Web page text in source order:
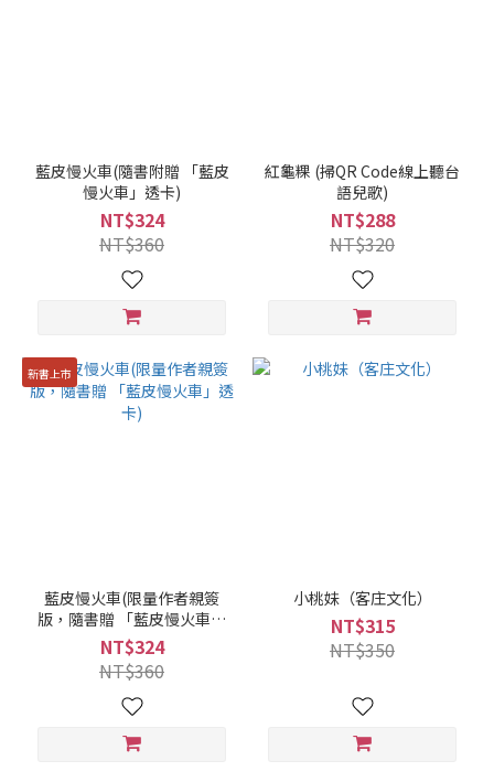
藍皮慢火車(隨書附贈 「藍皮
慢火車」透卡)
NT$324
NT$360
紅龜粿 (掃QR Code線上聽台
語兒歌)
NT$288
NT$320
新書上市
藍皮慢火車(限量作者親簽
版，隨書贈 「藍皮慢火車」
透卡)
NT$324
NT$360
小桃妹（客庄文化）
NT$315
NT$350